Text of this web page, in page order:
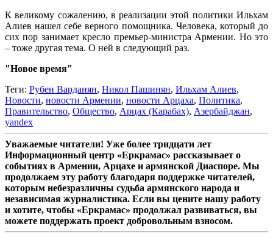
К великому сожалению, в реализации этой политики Ильхам
Алиев нашел себе верного помощника. Человека, который до
сих пор занимает кресло премьер-министра Армении. Но это
– тоже другая тема. О ней в следующий раз.
"Новое время"
Теги: Рубен Варданян, Никол Пашинян, Ильхам Алиев,
Новости, новости Армении, новости Арцаха, Политика,
Правительство, Общество, Арцах (Карабах), Азербайджан,
yandex
Уважаемые читатели! Уже более тридцати лет
Информационный центр «Еркрамас» рассказывает о
событиях в Армении, Арцахе и армянской Диаспоре. Мы
продолжаем эту работу благодаря поддержке читателей,
которым небезразличны судьба армянского народа и
независимая журналистика. Если вы цените нашу работу
и хотите, чтобы «Еркрамас» продолжал развиваться, вы
можете поддержать проект добровольным взносом.